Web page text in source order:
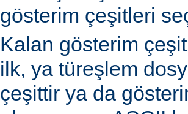
gösterim çeşitleri
Kalan gösterim
ilk, ya türeşlem
çeşittir ya da